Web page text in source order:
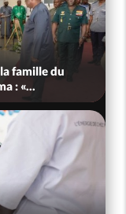
famille du
: «...